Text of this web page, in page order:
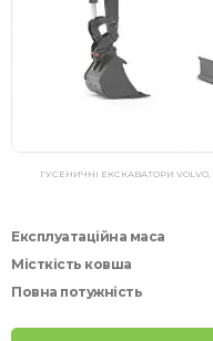
ГУСЕНИЧНІ ЕКСКАВАТОРИ VOLVO,
Експлуатаційна маса
Місткість ковша
Повна потужність